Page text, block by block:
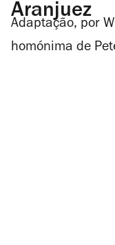
Aranjuez
Adaptação, por
homónima de